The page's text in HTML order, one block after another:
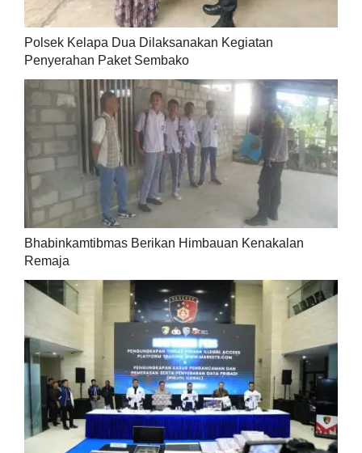
Polsek Kelapa Dua Dilaksanakan Kegiatan
Penyerahan Paket Sembako
Bhabinkamtibmas Berikan Himbauan Kenakalan
Remaja